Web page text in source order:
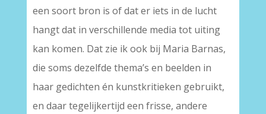
een soort bron is of dat er iets in de lucht
hangt dat in verschillende media tot uiting
kan komen. Dat zie ik ook bij Maria Barnas,
die soms dezelfde thema’s en beelden in
haar gedichten én kunstkritieken gebruikt,
en daar tegelijkertijd een frisse, andere